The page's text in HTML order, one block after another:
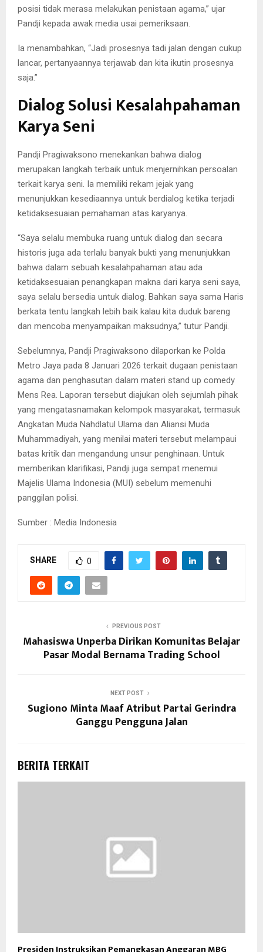
posisi tidak merasa melakukan penistaan agama,” ujar
Pandji kepada awak media usai pemeriksaan.
Ia menambahkan, “Jadi prosesnya tadi jalan dengan cukup
lancar, pertanyaannya terjawab dan kita ikutin prosesnya
saja.”
Dialog Solusi Kesalahpahaman
Karya Seni
Pandji Pragiwaksono menekankan bahwa dialog
merupakan langkah terbaik untuk menjernihkan persoalan
terkait karya seni. Ia memiliki rekam jejak yang
menunjukkan kesediaannya untuk berdialog ketika terjadi
ketidaksesuaian pemahaman atas karyanya.
“Saya selalu membuka ruang untuk dialog dan secara
historis juga ada terlalu banyak bukti yang menunjukkan
bahwa dalam sebuah kesalahpahaman atau ada
ketidaksesuaian penangkapan makna dari karya seni saya,
saya selalu bersedia untuk dialog. Bahkan saya sama Haris
berkata tentu langkah lebih baik kalau kita duduk bareng
dan mencoba menyampaikan maksudnya,” tutur Pandji.
Sebelumnya, Pandji Pragiwaksono dilaporkan ke Polda
Metro Jaya pada 8 Januari 2026 terkait dugaan penistaan
agama dan penghasutan dalam materi stand up comedy
Mens Rea. Laporan tersebut diajukan oleh sejumlah pihak
yang mengatasnamakan kelompok masyarakat, termasuk
Angkatan Muda Nahdlatul Ulama dan Aliansi Muda
Muhammadiyah, yang menilai materi tersebut melampaui
batas kritik dan mengandung unsur penghinaan. Untuk
memberikan klarifikasi, Pandji juga sempat menemui
Majelis Ulama Indonesia (MUI) sebelum memenuhi
panggilan polisi.
Sumber : Media Indonesia
SHARE 0
PREVIOUS POST
Mahasiswa Unperba Dirikan Komunitas Belajar
Pasar Modal Bernama Trading School
NEXT POST
Sugiono Minta Maaf Atribut Partai Gerindra
Ganggu Pengguna Jalan
BERITA TERKAIT